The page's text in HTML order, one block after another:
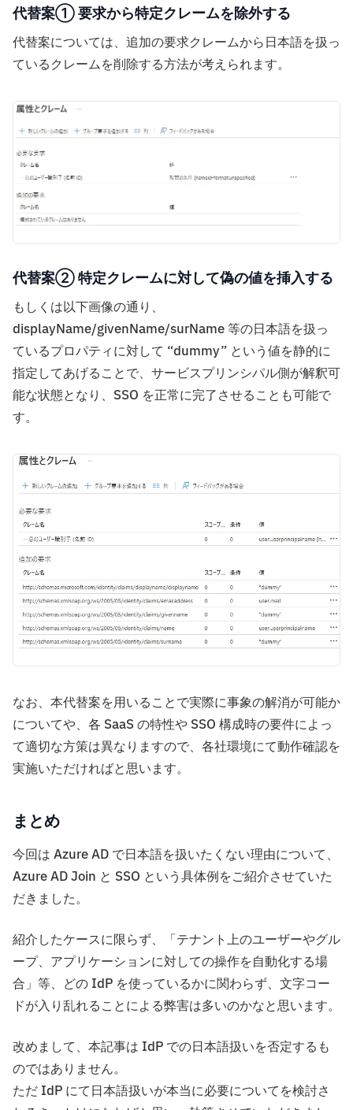
代替案① 要求から特定クレームを除外する
代替案については、追加の要求クレームから日本語を扱っ
ているクレームを削除する方法が考えられます。
代替案② 特定クレームに対して偽の値を挿入する
もしくは以下画像の通り、
displayName/givenName/surName 等の日本語を扱っ
ているプロパティに対して “dummy” という値を静的に
指定してあげることで、サービスプリンシパル側が解釈可
能な状態となり、SSO を正常に完了させることも可能で
す。
なお、本代替案を用いることで実際に事象の解消が可能か
についてや、各 SaaS の特性や SSO 構成時の要件によっ
て適切な方策は異なりますので、各社環境にて動作確認を
実施いただければと思います。
まとめ
今回は Azure AD で日本語を扱いたくない理由について、
Azure AD Join と SSO という具体例をご紹介させていた
だきました。
紹介したケースに限らず、「テナント上のユーザーやグル
ープ、アプリケーションに対しての操作を自動化する場
合」等、どの IdP を使っているかに関わらず、文字コー
ドが入り乱れることによる弊害は多いのかなと思います。
改めまして、本記事は IdP での日本語扱いを否定するも
のではありません。
ただ IdP にて日本語扱いが本当に必要についてを検討さ